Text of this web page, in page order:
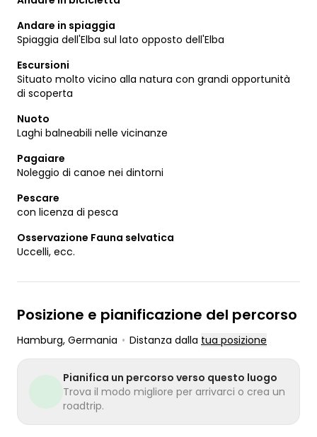
Andare in spiaggia
Spiaggia dell'Elba sul lato opposto dell'Elba
Escursioni
Situato molto vicino alla natura con grandi opportunità
di scoperta
Nuoto
Laghi balneabili nelle vicinanze
Pagaiare
Noleggio di canoe nei dintorni
Pescare
con licenza di pesca
Osservazione Fauna selvatica
Uccelli, ecc.
Posizione e pianificazione del percorso
Hamburg, Germania • Distanza dalla tua posizione
Pianifica un percorso verso questo luogo
Trova il modo migliore per arrivarci o crea un
roadtrip.